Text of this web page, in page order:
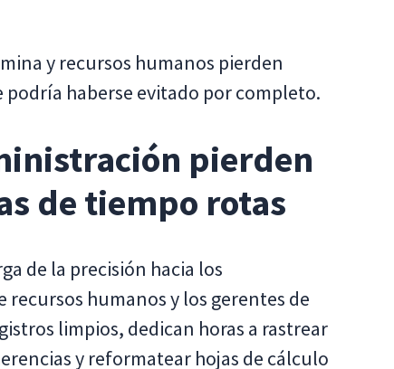
y recursos humanos pierden
podría haberse evitado por completo.
pierden
de tiempo rotas
de la precisión hacia los
recursos humanos y los gerentes de
limpios, dedican horas a rastrear
y reformatear hojas de cálculo